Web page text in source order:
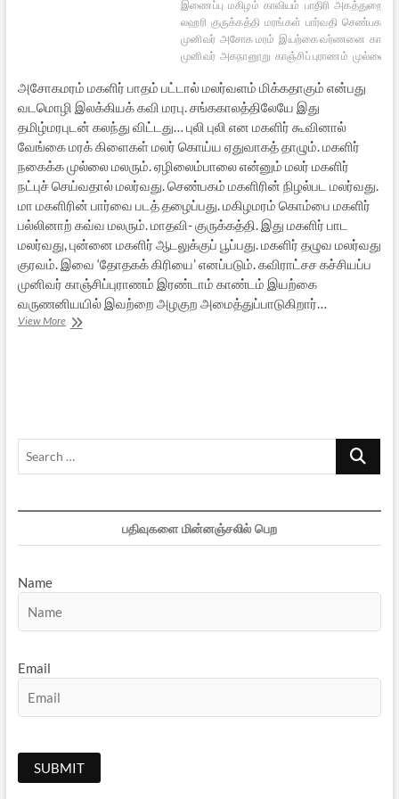
இணைப்பு மகிழம் காவியம் பாதிரி அகத்துறை
லஹரி குருக்கத்தி மரங்கள் பார்வதி செண்பகம்
முனிவர் அசோக மரம் இயற்கை வர்ணனை
முனிவர் அகநானூறு காஞ்சிப் புராணம் முல்லை
அசோகமரம் மகளிர் பாதம் பட்டால் மலர்வளம் மிக்கதாகும் என்பது
வடமொழி இலக்கியக் கவி மரபு. சங்ககாலத்திலேயே இது
தமிழ்மரபுடன் கலந்து விட்டது… புலி புலி என மகளிர் கூவினால்
வேங்கை மரக் கிளைகள் மலர் கொய்ய ஏதுவாகத் தாழும். மகளிர்
நகைக்க முல்லை மலரும். ஏழிலைம்பாலை என்னும் மலர் மகளிர்
நட்புச் செய்வதால் மலர்வது. செண்பகம் மகளிரின் நிழல்பட மலர்வது.
மா மகளிரின் பார்வை படத் தழைப்பது. மகிழமரம் கொம்பை மகளிர்
பல்லினாற் கவ்வ மலரும். மாதவி- குருக்கத்தி. இது மகளிர் பாட
மலர்வது, புன்னை மகளிர் ஆடலுக்குப் பூப்பது. மகளிர் தழுவ மலர்வது
குரவம். இவை ‘தோதகக் கிரியை’ எனப்படும். கவிராட்சச கச்சியப்ப
முனிவர் காஞ்சிப்புராணம் இரண்டாம் காண்டம் இயற்கை
வருணனியயில் இவற்றை அழகுற அமைத்துப்பாடுகிறார்…
View More“நும்வாய்ப்
Search
பதிவுகளை மின்னஞ்சலில் பெற
Name
Email